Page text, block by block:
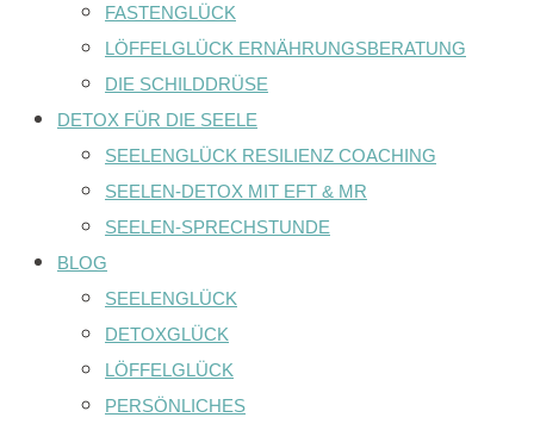
FASTENGLÜCK
LÖFFELGLÜCK ERNÄHRUNGSBERATUNG
DIE SCHILDDRÜSE
DETOX FÜR DIE SEELE
SEELENGLÜCK RESILIENZ COACHING
SEELEN-DETOX MIT EFT & MR
SEELEN-SPRECHSTUNDE
BLOG
SEELENGLÜCK
DETOXGLÜCK
LÖFFELGLÜCK
PERSÖNLICHES